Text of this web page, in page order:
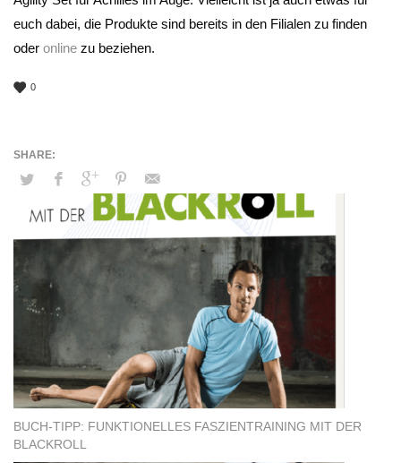
euch dabei, die Produkte sind bereits in den Filialen zu finden
oder online zu beziehen.
0
BUCH-TIPP: FUNKTIONELLES FASZIENTRAINING MIT DER
BLACKROLL